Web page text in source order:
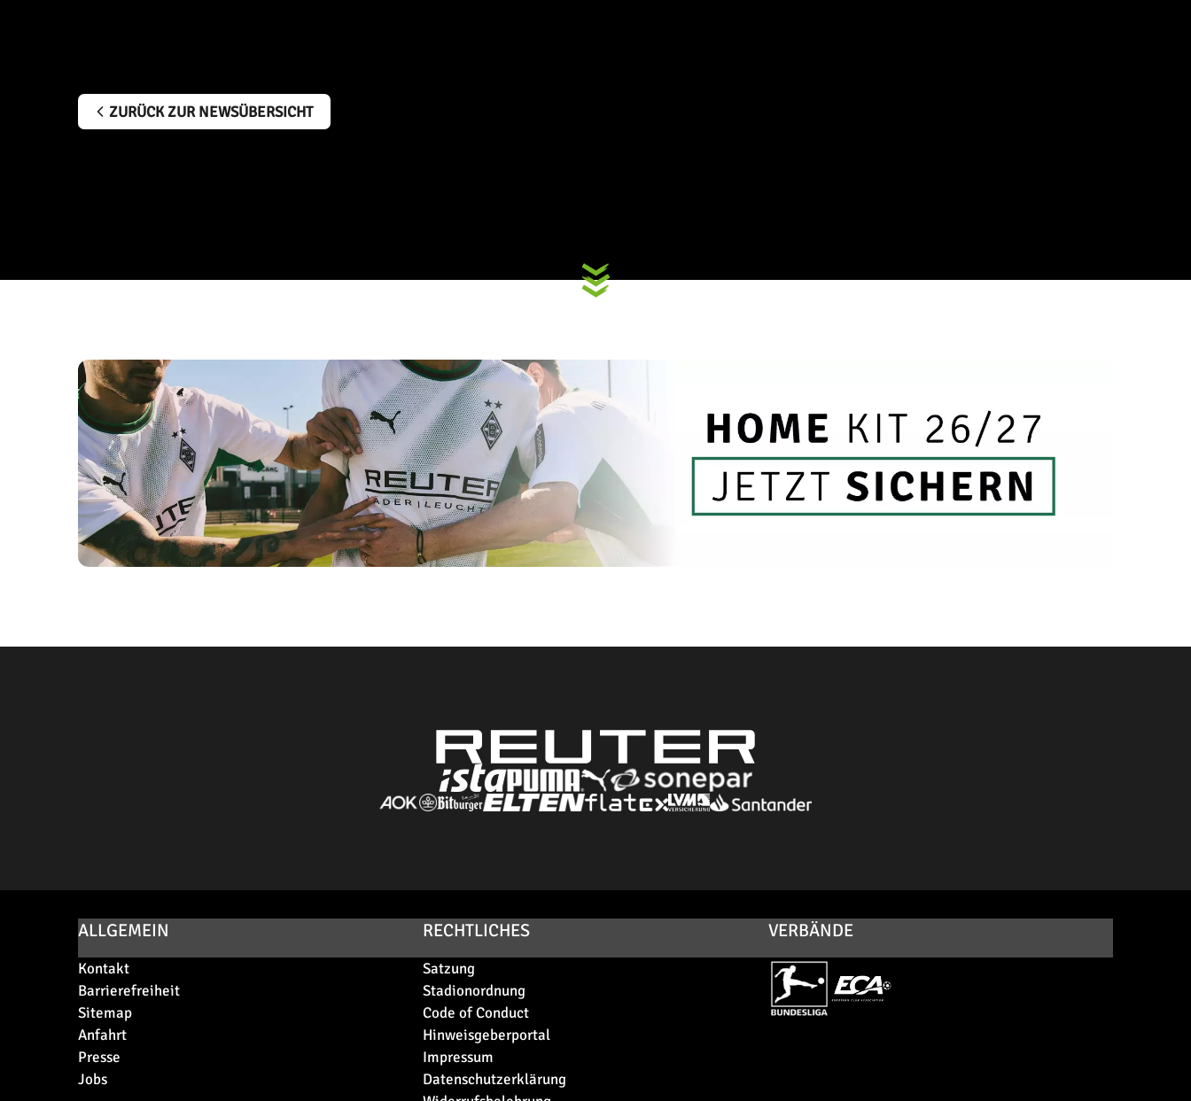
ZURÜCK ZUR NEWSÜBERSICHT
ALLGEMEIN
Kontakt
Barrierefreiheit
Sitemap
Anfahrt
Presse
Jobs
RECHTLICHES
Satzung
Stadionordnung
Code of Conduct
Hinweisgeberportal
Impressum
Datenschutzerklärung
VERBÄNDE